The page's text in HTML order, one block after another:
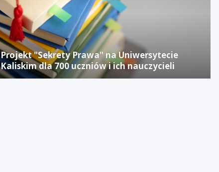
Projekt "Sekrety Prawa" na Uniwersytecie
Kaliskim dla 700 uczniów i ich nauczycieli